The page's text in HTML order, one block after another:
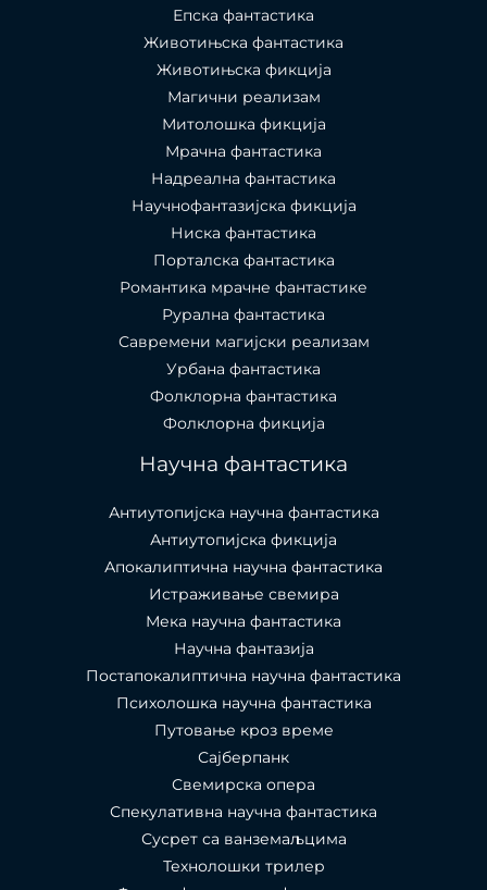
Епска фантастика
Животињска фантастика
Животињска фикција
Магични реализам
Митолошка фикција
Мрачна фантастика
Надреална фантастика
Научнофантазијска фикција
Ниска фантастика
Порталска фантастика​
Романтика мрачне фантастике
Рурална фантастика
Савремени магијски реализам
Урбана фантастика
Фолклорна фантастика
Фолклорна фикција
Научна фантастика
Антиутопијска научна фантастика
Антиутопијска фикција
Апокалиптична научна фантастика
Истраживање свемира
Мека научна фантастика
Научна фантазија
Постапокалиптична научна фантастика
Психолошка научна фантастика
Путовање кроз време
Сајберпанк
Свемирска опера
Спекулативна научна фантастика
Сусрет са ванземаљцима
Технолошки трилер